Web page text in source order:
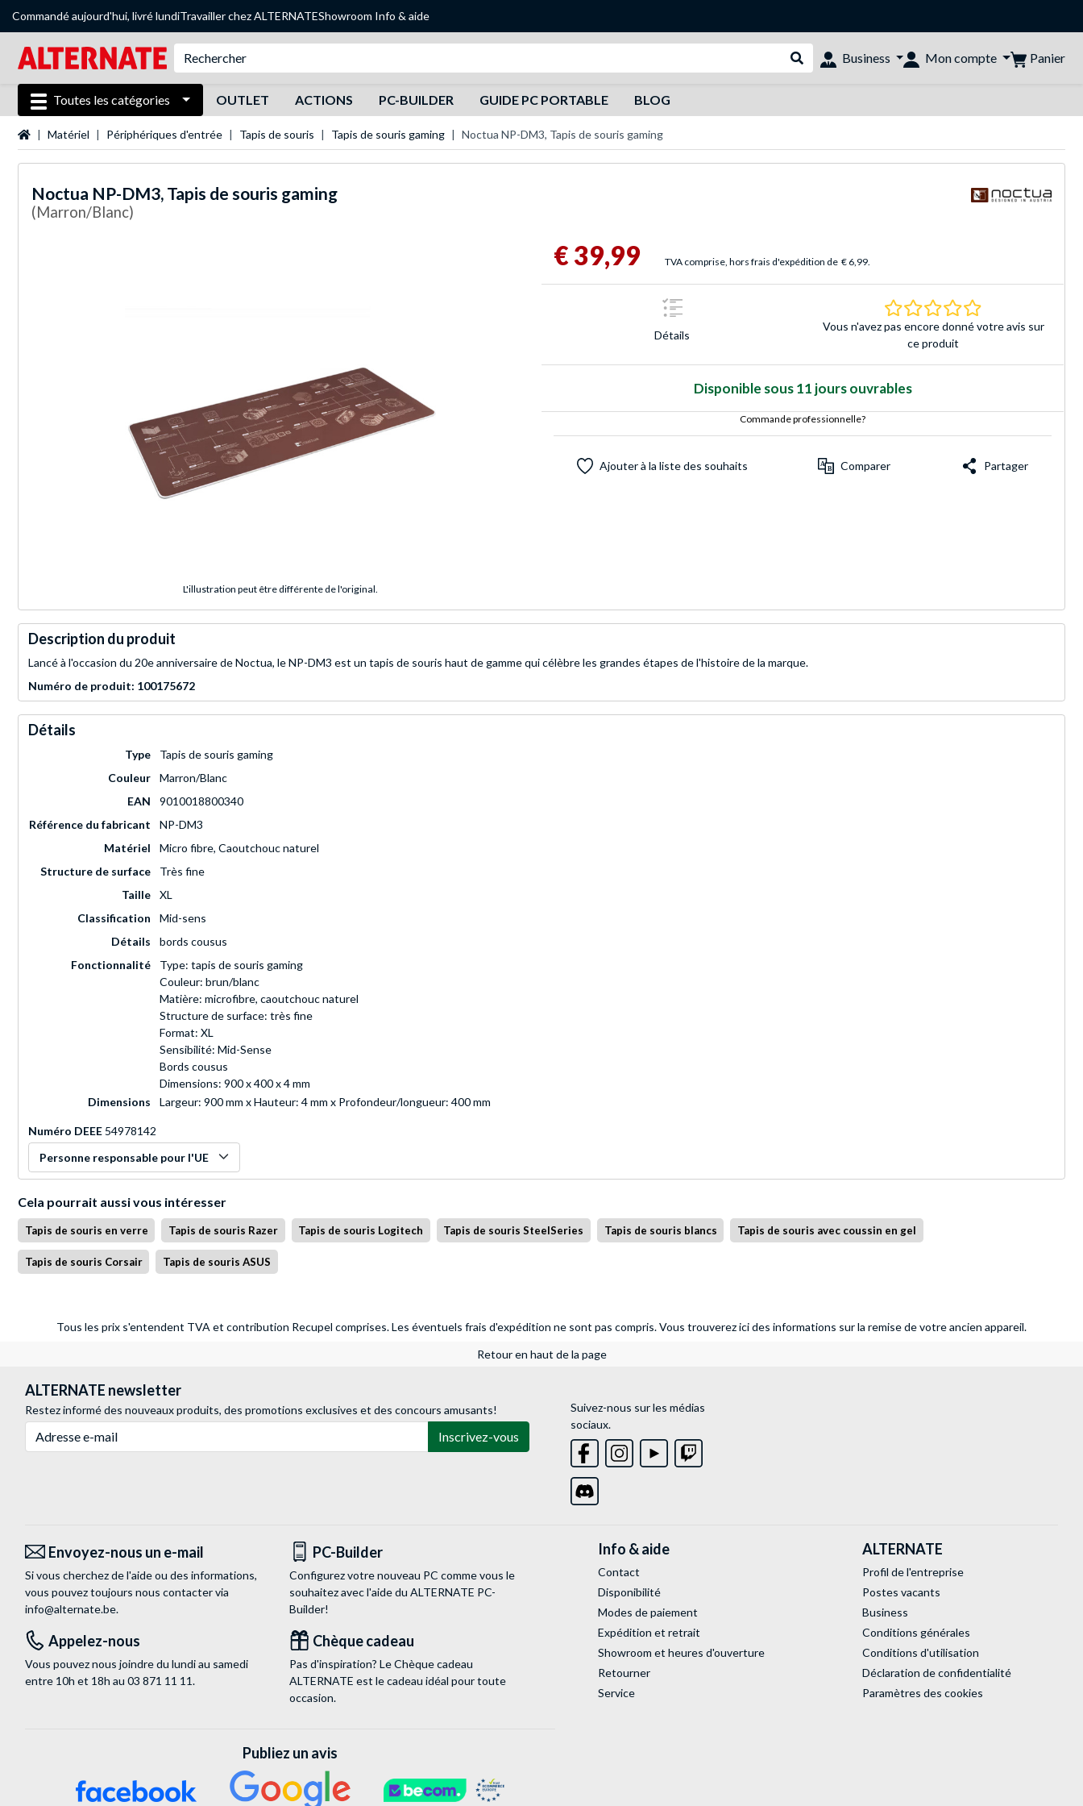
Commandé aujourd'hui, livré lundiTravailler chez ALTERNATEShowroom Info & aide
Rechercher dans le shop
Business Mon compte Panier
Toutes les catégories OUTLET ACTIONS PC-BUILDER GUIDE PC PORTABLE BLOG
Page d'accueil
Matériel Périphériques d'entrée Tapis de souris Tapis de souris gaming Noctua NP-DM3, Tapis de souris gaming
Noctua NP-DM3, Tapis de souris gaming
(Marron/Blanc)
L'illustration peut être différente de l'original.
€ 39,99 TVA comprise, hors frais d'expédition de € 6,99.
Détails
0.0 Étoiles Basé sur
Vous n'avez pas encore donné votre avis sur
ce produit
Disponible sous 11 jours ouvrables
Commande professionnelle?
Ajouter à la liste des souhaits Comparer Partager
Description du produit
Lancé à l'occasion du 20e anniversaire de Noctua, le NP-DM3 est un tapis de souris haut de gamme qui célèbre les grandes étapes de l'histoire de la marque.
Numéro de produit: 100175672
Détails
Type
Tapis de souris gaming
Couleur
Marron/Blanc
EAN
9010018800340
Référence du fabricant
NP-DM3
Matériel
Micro fibre, Caoutchouc naturel
Structure de surface
Très fine
Taille
XL
Classification
Mid-sens
Détails
bords cousus
Fonctionnalité
Type: tapis de souris gaming
Couleur: brun/blanc
Matière: microfibre, caoutchouc naturel
Structure de surface: très fine
Format: XL
Sensibilité: Mid-Sense
Bords cousus
Dimensions: 900 x 400 x 4 mm
Dimensions
Largeur: 900 mm x Hauteur: 4 mm x Profondeur/longueur: 400 mm
Numéro DEEE 54978142
Personne responsable pour l'UE
Cela pourrait aussi vous intéresser
Tapis de souris en verre Tapis de souris Razer Tapis de souris Logitech Tapis de souris SteelSeries Tapis de souris blancs Tapis de souris avec coussin en gel
Tapis de souris Corsair Tapis de souris ASUS
Tous les prix s'entendent TVA et contribution Recupel comprises. Les éventuels frais d'expédition ne sont pas compris.Vous trouverez ici des informations sur la remise de votre ancien appareil.
Retour en haut de la page
ALTERNATE newsletter
Restez informé des nouveaux produits, des promotions exclusives et des concours amusants!
Inscrivez-vous
Suivez-nous sur les médias
sociaux.
Envoyez-nous un e-mail
Si vous cherchez de l'aide ou des informations,
vous pouvez toujours nous contacter via
info@alternate.be.
PC-Builder
Configurez votre nouveau PC comme vous le
souhaitez avec l'aide du ALTERNATE PC-
Builder!
Appelez-nous
Vous pouvez nous joindre du lundi au samedi
entre 10h et 18h au 03 871 11 11.
Chèque cadeau
Pas d'inspiration? Le Chèque cadeau
ALTERNATE est le cadeau idéal pour toute
occasion.
Info & aide
Contact
Disponibilité
Modes de paiement
Expédition et retrait
Showroom et heures d'ouverture
Retourner
Service
ALTERNATE
Profil de l'entreprise
Postes vacants
Business
Conditions générales
Conditions d'utilisation
Déclaration de confidentialité
Paramètres des cookies
Publiez un avis